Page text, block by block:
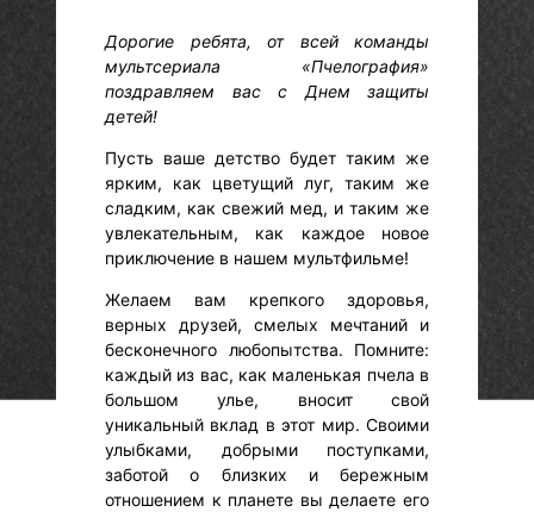
Дорогие ребята, от всей команды
мультсериала «Пчелография»
поздравляем вас с Днем защиты
детей!
Пусть ваше детство будет таким же
ярким, как цветущий луг, таким же
сладким, как свежий мед, и таким же
увлекательным, как каждое новое
приключение в нашем мультфильме!
Желаем вам крепкого здоровья,
верных друзей, смелых мечтаний и
бесконечного любопытства. Помните:
каждый из вас, как маленькая пчела в
большом улье, вносит свой
уникальный вклад в этот мир. Своими
улыбками, добрыми поступками,
заботой о близких и бережным
отношением к планете вы делаете его